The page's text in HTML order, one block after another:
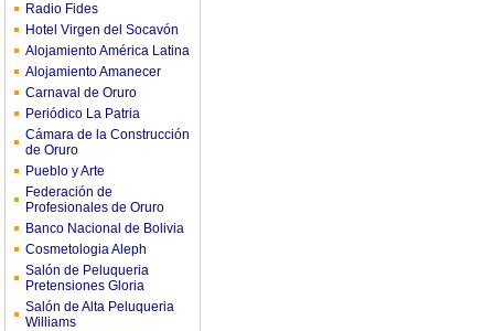
Radio Fides
Hotel Virgen del Socavón
Alojamiento América Latina
Alojamiento Amanecer
Carnaval de Oruro
Periódico La Patria
Cámara de la Construcción
de Oruro
Pueblo y Arte
Federación de
Profesionales de Oruro
Banco Nacional de Bolivia
Cosmetologia Aleph
Salón de Peluqueria
Pretensiones Gloria
Salón de Alta Peluqueria
Williams